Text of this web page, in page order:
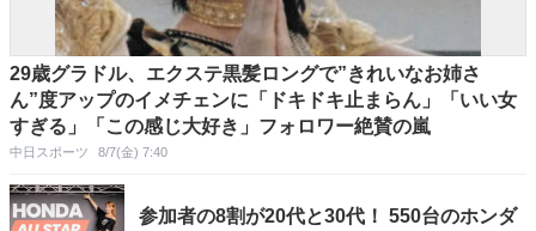
29歳グラドル、エクステ黒髪ロングで”きれいなお姉さ
ん”度アップのイメチェンに「ドキドキ止まらん」「いい女
すぎる」「この感じ大好き」フォロワー絶賛の嵐
中日スポーツ 8/7(金) 7:40
参加者の8割が20代と30代！ 550台のホンダ